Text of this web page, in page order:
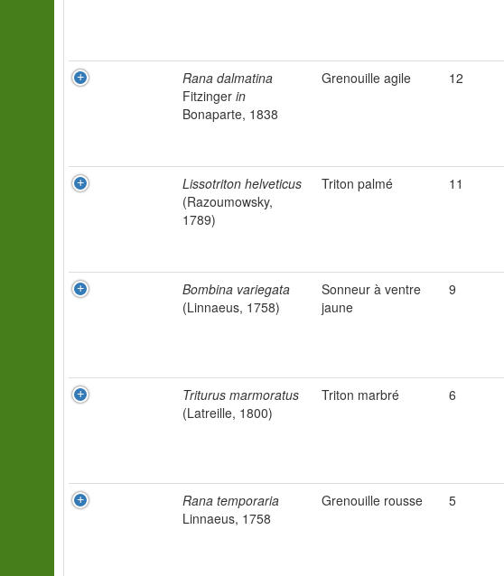
Rana dalmatina
Fitzinger in
Bonaparte, 1838
Grenouille agile 12
Lissotriton helveticus
(Razoumowsky,
1789)
Triton palmé 11
Bombina variegata
(Linnaeus, 1758)
Sonneur à ventre
jaune
9
Triturus marmoratus
(Latreille, 1800)
Triton marbré 6
Rana temporaria
Linnaeus, 1758
Grenouille rousse 5